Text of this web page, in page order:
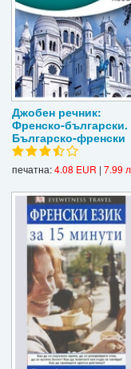
Джобен речник:
Френско-български.
Българско-френски
печатна:4.08 EUR | 7.99